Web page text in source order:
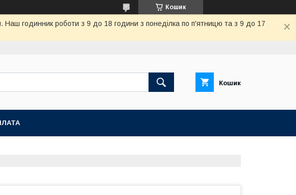
Кошик
Наш годинник роботи з 9 до 18 години з понеділка по п'ятницю та з 9 до 17
Кошик